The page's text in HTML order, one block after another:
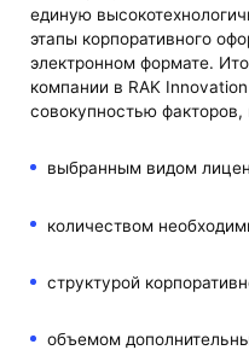
единую
этапы корпоративного
электронном формате.
компании в RAK
совокупностью факторов,
выбранным видом
количеством
структурой
объемом